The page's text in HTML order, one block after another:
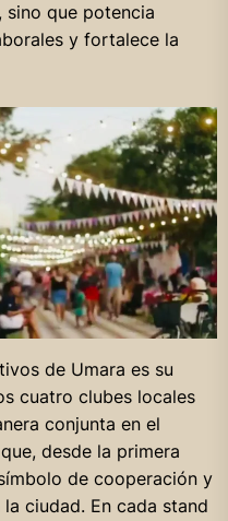
que potencia
y fortalece la
de Umara es su
cuatro clubes locales
conjunta en el
desde la primera
de cooperación y
ciudad. En cada stand